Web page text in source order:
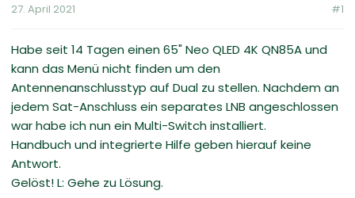
e
t
m
27. April 2021 #1
Habe seit 14 Tagen einen 65" Neo QLED 4K QN85A und
kann das Menü nicht finden um den
Antennenanschlusstyp auf Dual zu stellen. Nachdem an
jedem Sat-Anschluss ein separates LNB angeschlossen
war habe ich nun ein Multi-Switch installiert.
Handbuch und integrierte Hilfe geben hierauf keine
Antwort.
Gelöst! L: Gehe zu Lösung.